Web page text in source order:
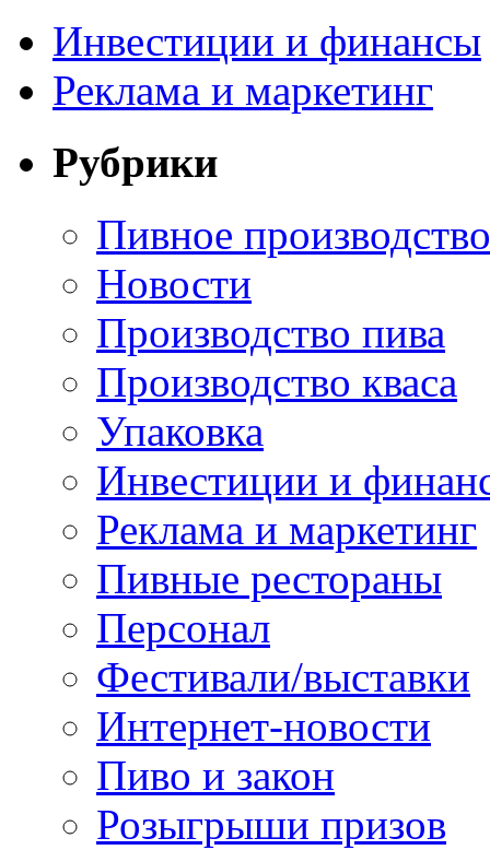
Инвестиции и финансы
Реклама и маркетинг
Рубрики
Пивное производство
Новости
Производство пива
Производство кваса
Упаковка
Инвестиции и
Реклама и маркетинг
Пивные рестораны
Персонал
Фестивали/выставки
Интернет-новости
Пиво и закон
Розыгрыши призов